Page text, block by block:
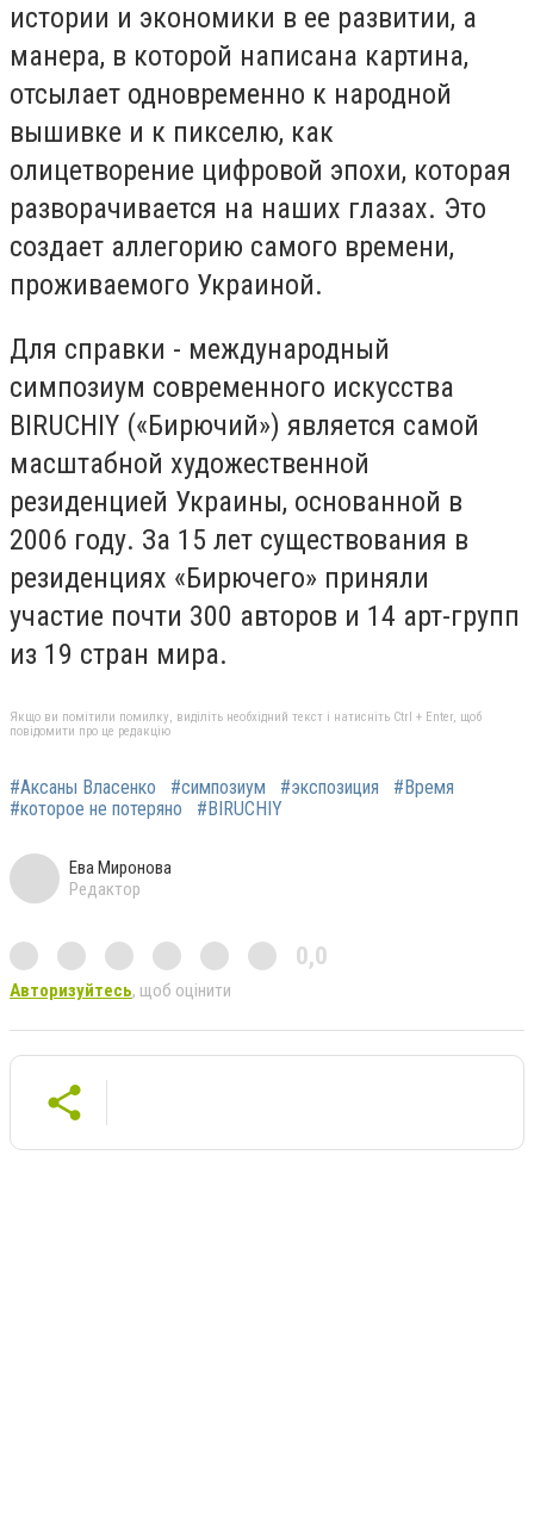
истории и экономики в ее развитии, а
манера, в которой написана картина,
отсылает одновременно к народной
вышивке и к пикселю, как
олицетворение цифровой эпохи, которая
разворачивается на наших глазах. Это
создает аллегорию самого времени,
проживаемого Украиной.
Для справки - международный
симпозиум современного искусства
BIRUCHIY («Бирючий») является самой
масштабной художественной
резиденцией Украины, основанной в
2006 году. За 15 лет существования в
резиденциях «Бирючего» приняли
участие почти 300 авторов и 14 арт-групп
из 19 стран мира.
Якщо ви помітили помилку, виділіть необхідний текст і натисніть Ctrl + Enter, щоб
повідомити про це редакцію
#Аксаны Власенко #симпозиум #экспозиция
#Время
#которое не потеряно
#BIRUCHIY
Ева Миронова
Редактор
0,0
Авторизуйтесь, щоб оцінити